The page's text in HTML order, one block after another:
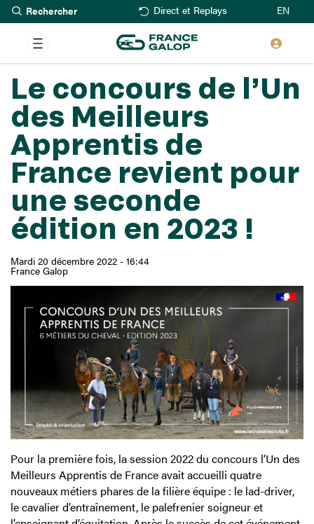
Aller
au
contenu
principal
Rechercher Direct et Replays EN
Le concours de l’Un
des Meilleurs
Apprentis de
France revient pour
une seconde
édition en 2023 !
Mardi 20 décembre 2022 - 16:44
France Galop
Pour la première fois, la session 2022 du concours l’Un des
Meilleurs Apprentis de France avait accueilli quatre
nouveaux métiers phares de la filière équipe : le lad-driver,
le cavalier d’entraînement, le palefrenier soigneur et